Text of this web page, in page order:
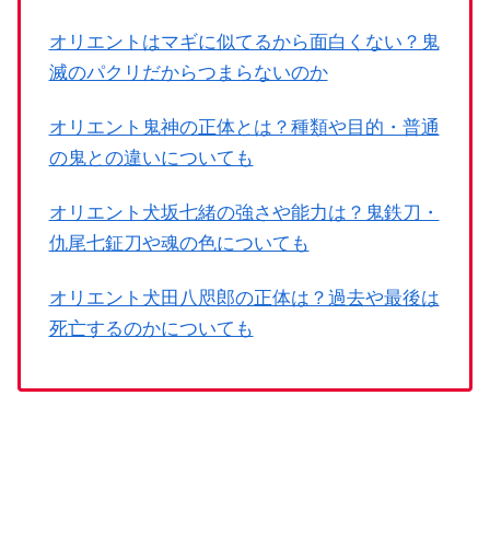
オリエントはマギに似てるから面白くない？鬼
滅のパクリだからつまらないのか
オリエント鬼神の正体とは？種類や目的・普通
の鬼との違いについても
オリエント犬坂七緒の強さや能力は？鬼鉄刀・
仇尾七鉦刀や魂の色についても
オリエント犬田八咫郎の正体は？過去や最後は
死亡するのかについても